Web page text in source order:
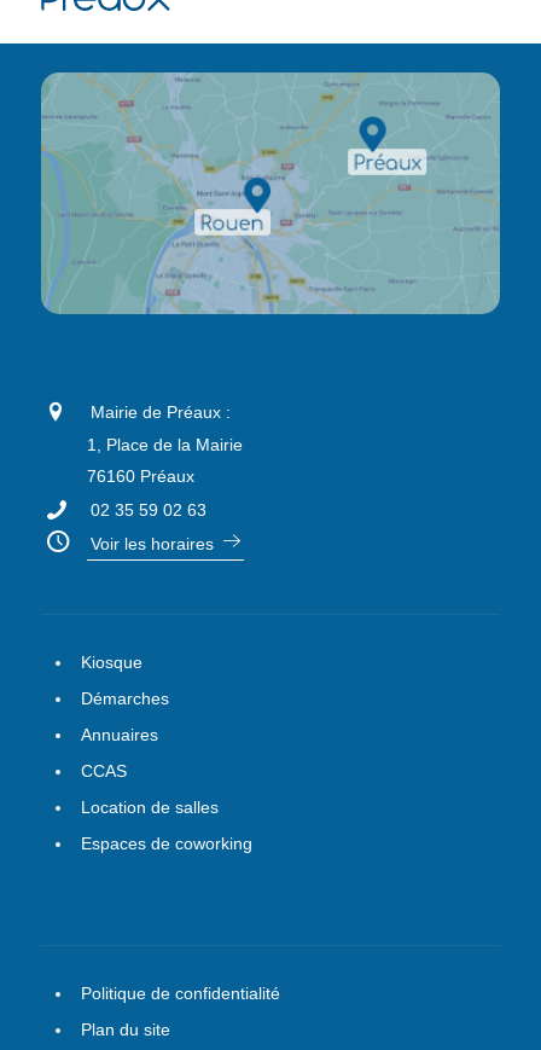
Mairie de Préaux :
1, Place de la Mairie
76160 Préaux
02 35 59 02 63
Voir les horaires
Kiosque
Démarches
Annuaires
CCAS
Location de salles
Espaces de coworking
Politique de confidentialité
Plan du site